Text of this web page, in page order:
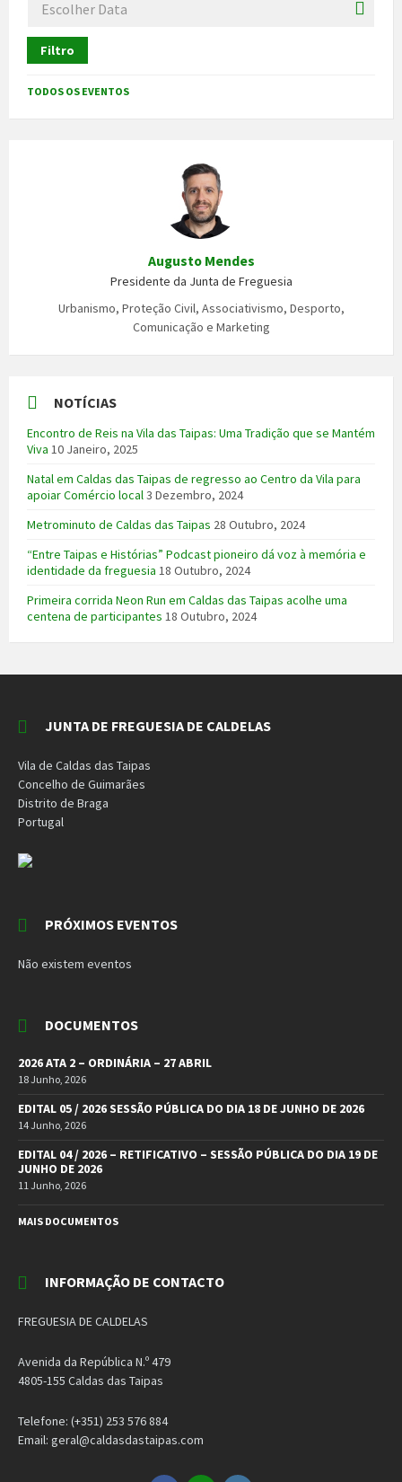
Filtro
TODOS OS EVENTOS
Augusto Mendes
Presidente da Junta de Freguesia
Urbanismo, Proteção Civil, Associativismo, Desporto,
Comunicação e Marketing
NOTÍCIAS
Encontro de Reis na Vila das Taipas: Uma Tradição que se Mantém
Viva 10 Janeiro, 2025
Natal em Caldas das Taipas de regresso ao Centro da Vila para
apoiar Comércio local3 Dezembro, 2024
Metrominuto de Caldas das Taipas 28 Outubro, 2024
“Entre Taipas e Histórias” Podcast pioneiro dá voz à memória e
identidade da freguesia 18 Outubro, 2024
Primeira corrida Neon Run em Caldas das Taipas acolhe uma
centena de participantes 18 Outubro, 2024
JUNTA DE FREGUESIA DE CALDELAS
Vila de Caldas das Taipas
Concelho de Guimarães
Distrito de Braga
Portugal
PRÓXIMOS EVENTOS
Não existem eventos
DOCUMENTOS
2026 ATA 2 – ORDINÁRIA – 27 ABRIL
18 Junho, 2026
EDITAL 05 / 2026 SESSÃO PÚBLICA DO DIA 18 DE JUNHO DE 2026
14 Junho, 2026
EDITAL 04 / 2026 – RETIFICATIVO – SESSÃO PÚBLICA DO DIA 19 DE
JUNHO DE 2026
11 Junho, 2026
MAIS DOCUMENTOS
INFORMAÇÃO DE CONTACTO
FREGUESIA DE CALDELAS
Avenida da República N.º 479
4805-155 Caldas das Taipas
Telefone: (+351) 253 576 884
Email: geral@caldasdastaipas.com